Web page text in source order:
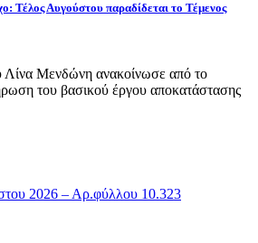
Τέλος Αυγούστου παραδίδεται το Τέμενος
Λίνα Μενδώνη ανακοίνωσε από το
του βασικού έργου αποκατάστασης
2026 – Αρ.φύλλου 10.323